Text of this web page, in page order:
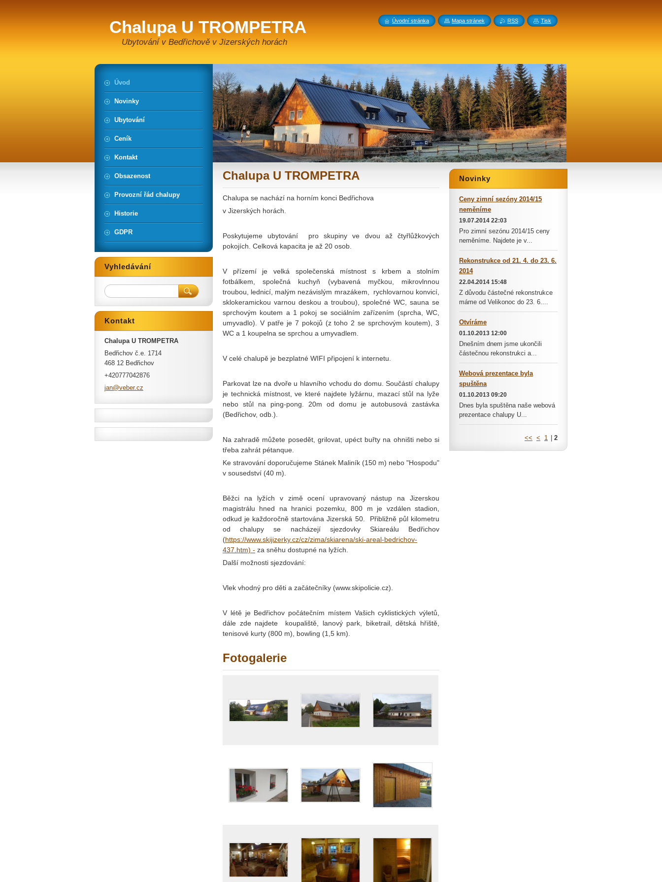
Chalupa U TROMPETRA
Ubytování v Bedřichově v Jizerských horách
Chalupa U TROMPETRA
Chalupa se nachází na horním konci Bedřichova
v Jizerských horách.
Poskytujeme ubytování pro skupiny ve dvou až čtyřlůžkových
pokojích. Celková kapacita je až 20 osob.
V přízemí je velká společenská místnost s krbem a stolním
fotbálkem, společná kuchyň (vybavená myčkou, mikrovlnnou
troubou, lednicí, malým nezávislým mrazákem, rychlovarnou konvicí,
sklokeramickou varnou deskou a troubou), společné WC, sauna se
sprchovým koutem a 1 pokoj se sociálním zařízením (sprcha, WC,
umyvadlo). V patře je 7 pokojů (z toho 2 se sprchovým koutem), 3
WC a 1 koupelna se sprchou a umyvadlem.
V celé chalupě je bezplatné WIFI připojení k internetu.
Parkovat lze na dvoře u hlavního vchodu do domu. Součástí chalupy
je technická místnost, ve které najdete lyžárnu, mazací stůl na lyže
nebo stůl na ping-pong. 20m od domu je autobusová zastávka
(Bedřichov, odb.).
Na zahradě můžete posedět, grilovat, upéct buřty na ohništi nebo si
třeba zahrát pétanque.
Ke stravování doporučujeme Stánek Maliník (150 m) nebo "Hospodu"
v sousedství (40 m).
Běžci na lyžích v zimě ocení upravovaný nástup na Jizerskou
magistrálu hned na hranici pozemku, 800 m je vzdálen stadion,
odkud je každoročně startována Jizerská 50. Přibližně půl kilometru
od chalupy se nacházejí sjezdovky Skiareálu Bedřichov
(https://www.skijizerky.cz/cz/zima/skiarena/ski-areal-bedrichov-
437.htm) - za sněhu dostupné na lyžích.
Další možnosti sjezdování:
Vlek vhodný pro děti a začátečníky (www.skipolicie.cz).
V létě je Bedřichov počátečním místem Vašich cyklistických výletů,
dále zde najdete koupaliště, lanový park, biketrail, dětská hřiště,
tenisové kurty (800 m), bowling (1,5 km).
Fotogalerie
Novinky
Ceny zimní sezóny 2014/15
neměníme
19.07.2014 22:03
Pro zimní sezónu 2014/15 ceny
neměníme. Najdete je v...
Rekonstrukce od 21. 4. do 23. 6.
2014
22.04.2014 15:48
Z důvodu částečné rekonstrukce
máme od Velikonoc do 23. 6....
Otvíráme
01.10.2013 12:00
Dnešním dnem jsme ukončili
částečnou rekonstrukci a...
Webová prezentace byla
spuštěna
01.10.2013 09:20
Dnes byla spuštěna naše webová
prezentace chalupy U...
<< < 1 2
Úvod
Novinky
Ubytování
Ceník
Kontakt
Obsazenost
Provozní řád chalupy
Historie
GDPR
Vyhledávání
Kontakt
Chalupa U TROMPETRA
Bedřichov č.e. 1714
468 12 Bedřichov
+420777042876
jan@veber.cz
Úvodní stránka Mapa stránek RSS Tisk